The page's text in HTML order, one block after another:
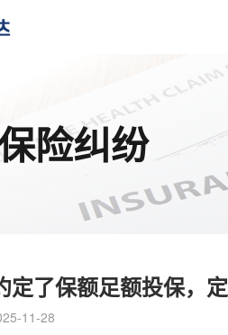
险纠纷
定了保额足额投保，
11-28